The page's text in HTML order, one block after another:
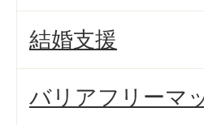
結婚支援
バリアフリーマ